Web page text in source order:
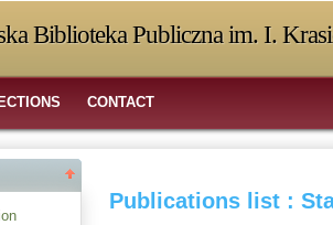
Biblioteka Publiczna im. I.
CONTACT
Publications list :